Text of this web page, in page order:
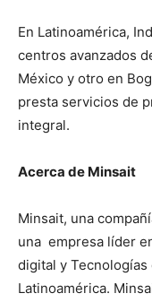
En Latinoamérica,
centros avanzados
México y otro en
presta servicios de
integral.
Acerca de Minsait
Minsait, una
una empresa líder
digital y Tecnologías
Latinoamérica.